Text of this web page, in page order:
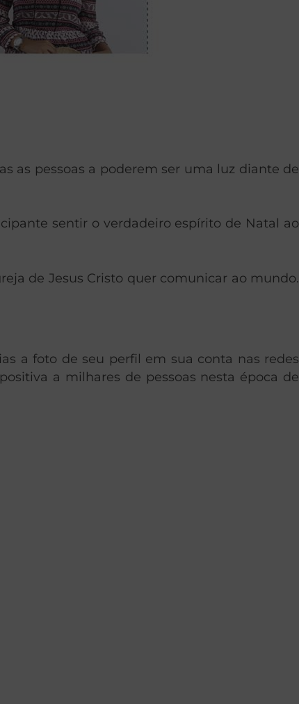
as pessoas a poderem ser uma luz diante de
sentir o verdadeiro espírito de Natal ao
de Jesus Cristo quer comunicar ao mundo.
a foto de seu perfil em sua conta nas redes
a milhares de pessoas nesta época de